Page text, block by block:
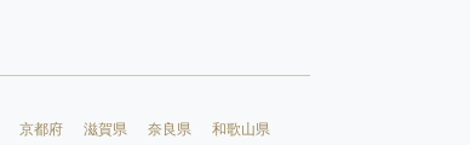
京都府 滋賀県 奈良県 和歌山県